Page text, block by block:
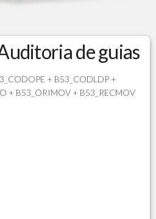
de guias
+ B53_CODLDP +
+ B53_ORIMOV + B53_RECMOV